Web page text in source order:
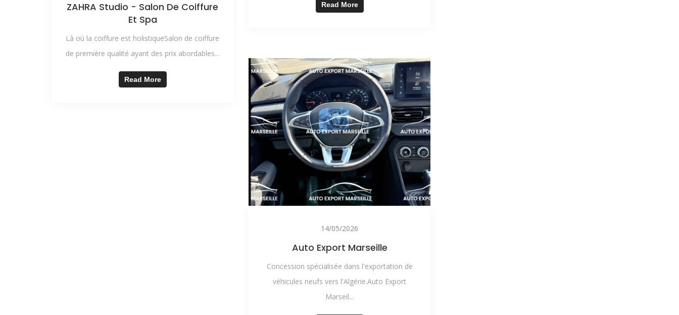
ZAHRA Studio - Salon De Coiffure
Et Spa
Là où la coiffure est holistiqueSalon de coiffure
de première qualité ayant des prix abordables...
Read More
Read More
14/05/2026
Auto Export Marseille
Concession spécialisée dans l'exportation de
véhicules neufs vers l'Algérie.Auto Export
Marseil...